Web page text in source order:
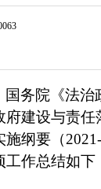
国务院《法治
府建设与责
施纲要（
作总结如下